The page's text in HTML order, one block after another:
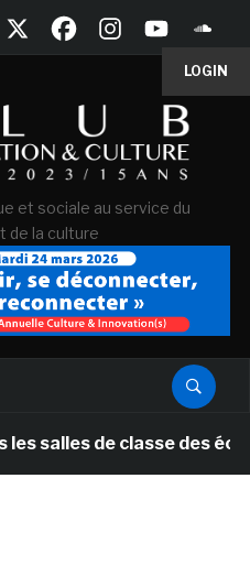
LOGIN
et sociale au service du
de la culture
de classe des écoles